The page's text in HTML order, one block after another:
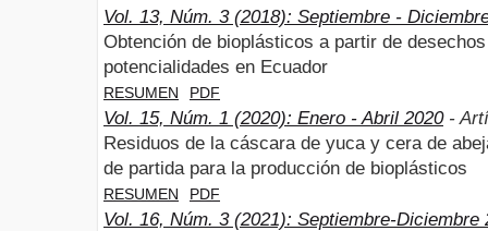
Vol. 13, Núm. 3 (2018): Septiembre -
Obtención de bioplásticos a partir de
potencialidades en Ecuador
RESUMEN PDF
Vol. 15, Núm. 1 (2020): Enero - Abril 2020-
Residuos de la cáscara de yuca y cera de
de partida para la producción de bioplásticos
RESUMEN PDF
Vol. 16, Núm. 3 (2021): Septiembre-Diciembre